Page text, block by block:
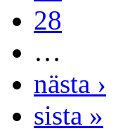
28
…
nästa ›
sista »